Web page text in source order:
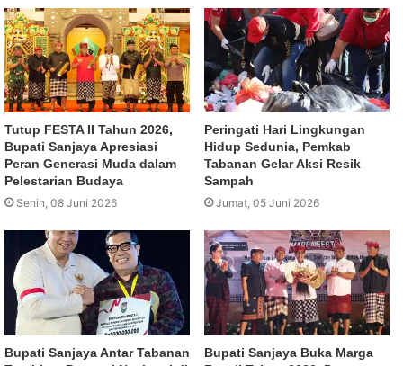
Tutup FESTA II Tahun 2026,
Bupati Sanjaya Apresiasi
Peran Generasi Muda dalam
Pelestarian Budaya
Senin, 08 Juni 2026
Peringati Hari Lingkungan
Hidup Sedunia, Pemkab
Tabanan Gelar Aksi Resik
Sampah
Jumat, 05 Juni 2026
Bupati Sanjaya Antar Tabanan
Bupati Sanjaya Buka Marga